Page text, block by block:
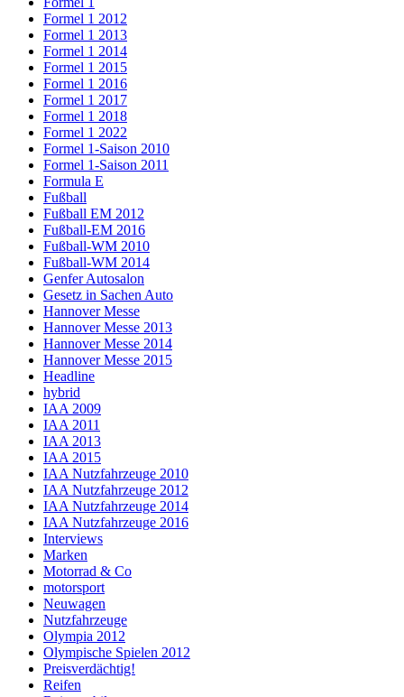
Formel 1 2012
Formel 1 2013
Formel 1 2014
Formel 1 2015
Formel 1 2016
Formel 1 2017
Formel 1 2018
Formel 1 2022
Formel 1-Saison 2010
Formel 1-Saison 2011
Formula E
Fußball
Fußball EM 2012
Fußball-EM 2016
Fußball-WM 2010
Fußball-WM 2014
Genfer Autosalon
Gesetz in Sachen Auto
Hannover Messe
Hannover Messe 2013
Hannover Messe 2014
Hannover Messe 2015
Headline
hybrid
IAA 2009
IAA 2011
IAA 2013
IAA 2015
IAA Nutzfahrzeuge 2010
IAA Nutzfahrzeuge 2012
IAA Nutzfahrzeuge 2014
IAA Nutzfahrzeuge 2016
Interviews
Marken
Motorrad & Co
motorsport
Neuwagen
Nutzfahrzeuge
Olympia 2012
Olympische Spielen 2012
Preisverdächtig!
Reifen